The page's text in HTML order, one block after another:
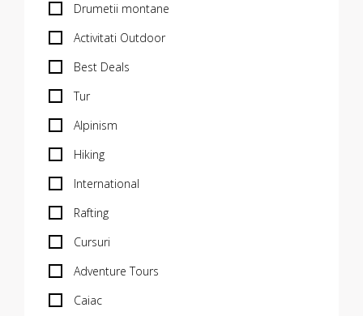
Drumetii montane
Activitati Outdoor
Best Deals
Tur
Alpinism
Hiking
International
Rafting
Cursuri
Adventure Tours
Caiac